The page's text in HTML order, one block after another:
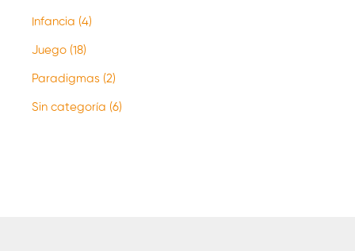
Infancia (4)
Juego (18)
Paradigmas (2)
Sin categoría (6)